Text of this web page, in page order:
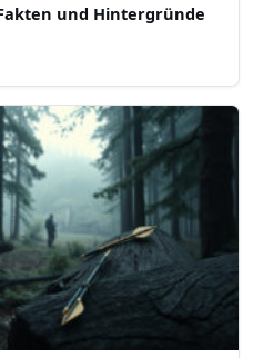
und Hintergründe